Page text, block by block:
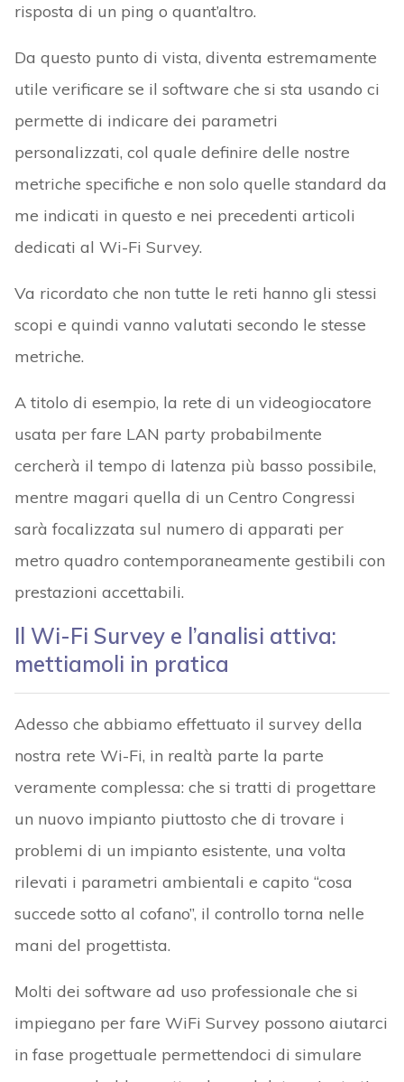
risposta di un ping o quant’altro.
Da questo punto di vista, diventa estremamente
utile verificare se il software che si sta usando ci
permette di indicare dei parametri
personalizzati, col quale definire delle nostre
metriche specifiche e non solo quelle standard da
me indicati in questo e nei precedenti articoli
dedicati al Wi-Fi Survey.
Va ricordato che non tutte le reti hanno gli stessi
scopi e quindi vanno valutati secondo le stesse
metriche.
A titolo di esempio, la rete di un videogiocatore
usata per fare LAN party probabilmente
cercherà il tempo di latenza più basso possibile,
mentre magari quella di un Centro Congressi
sarà focalizzata sul numero di apparati per
metro quadro contemporaneamente gestibili con
prestazioni accettabili.
Il Wi-Fi Survey e l’analisi attiva:
mettiamoli in pratica
Adesso che abbiamo effettuato il survey della
nostra rete Wi-Fi, in realtà parte la parte
veramente complessa: che si tratti di progettare
un nuovo impianto piuttosto che di trovare i
problemi di un impianto esistente, una volta
rilevati i parametri ambientali e capito “cosa
succede sotto al cofano”, il controllo torna nelle
mani del progettista.
Molti dei software ad uso professionale che si
impiegano per fare WiFi Survey possono aiutarci
in fase progettuale permettendoci di simulare